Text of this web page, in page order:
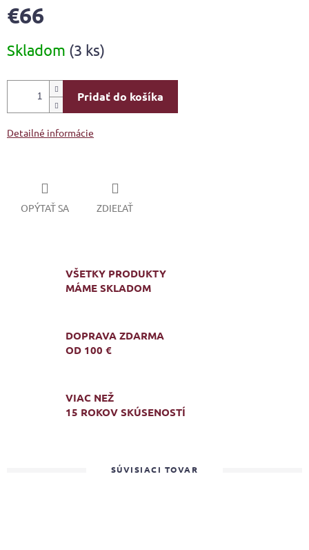
€66
cena:
Skladom (3 ks)
Pridať do košíka
Detailné informácie
OPÝTAŤ SA ZDIEĽAŤ
VŠETKY PRODUKTY
MÁME SKLADOM
DOPRAVA ZDARMA
OD 100 €
VIAC NEŽ
15 ROKOV SKÚSENOSTÍ
SÚVISIACI TOVAR